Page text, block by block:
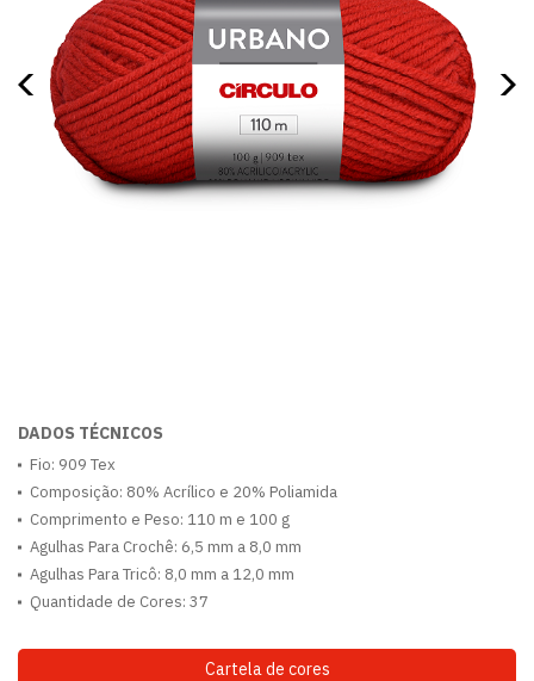
DADOS TÉCNICOS
Fio: 909 Tex
Composição: 80% Acrílico e 20% Poliamida
Comprimento e Peso: 110 m e 100 g
Agulhas Para Crochê: 6,5 mm a 8,0 mm
Agulhas Para Tricô: 8,0 mm a 12,0 mm
Quantidade de Cores: 37
Cartela de cores